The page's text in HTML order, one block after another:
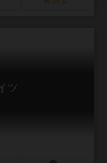
持ってる
ツ